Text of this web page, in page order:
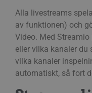
Alla livestreams
av funktionen) och
Video. Med
eller vilka kanaler du
vilka kanaler
automatiskt, så fort